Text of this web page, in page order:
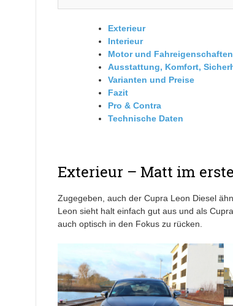
Exterieur
Interieur
Motor und Fahreigenschaften
Ausstattung, Komfort,
Varianten und Preise
Fazit
Pro & Contra
Technische Daten
Exterieur – Matt im
Zugegeben, auch der Cupra Leon Diesel
Leon sieht halt einfach gut aus und als
auch optisch in den Fokus zu rücken.